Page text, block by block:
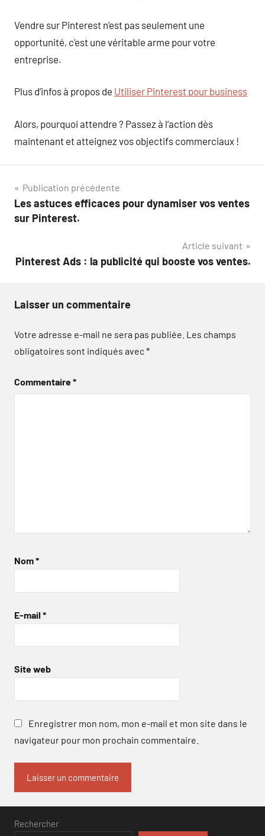
Vendre sur Pinterest n’est pas seulement une
opportunité, c’est une véritable arme pour votre
entreprise.
Plus d’infos à propos de Utiliser Pinterest pour business
Alors, pourquoi attendre ? Passez à l’action dès
maintenant et atteignez vos objectifs commerciaux !
Navigation
de
Publication précédente
Les astuces efficaces pour dynamiser vos ventes
sur Pinterest.
Article suivant
Pinterest Ads : la publicité qui booste vos ventes.
Laisser un commentaire
Votre adresse e-mail ne sera pas publiée. Les champs
obligatoires sont indiqués avec*
Commentaire*
Nom*
E-mail *
Site web
Enregistrer mon nom, mon e-mail et mon site dans le
navigateur pour mon prochain commentaire.
Rechercher